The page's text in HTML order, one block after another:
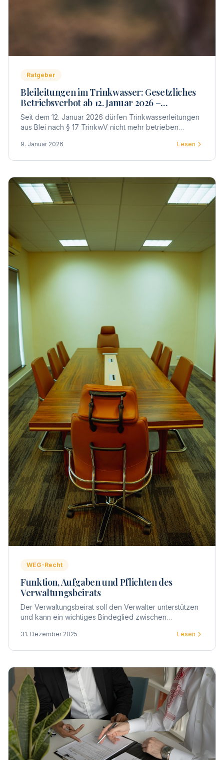
Ratgeber
Bleileitungen im Trinkwasser: Gesetzliches
Betriebsverbot ab 12. Januar 2026 –
Untersuchung und Bewertung
Seit dem 12. Januar 2026 dürfen Trinkwasserleitungen
aus Blei nach § 17 TrinkwV nicht mehr betrieben
bedeutet – Untersuchung, Bewertung, Meldepflicht
9. Januar 2026 Lesen
WEG-Recht
Funktion, Aufgaben und Pflichten des
Verwaltungsbeirats
Der Verwaltungsbeirat soll den Verwalter unterstützen
und kann ein wichtiges Bindeglied zwischen
zwingend vorgeschrieben ist die Wahl eines Beirats
31. Dezember 2025 Lesen